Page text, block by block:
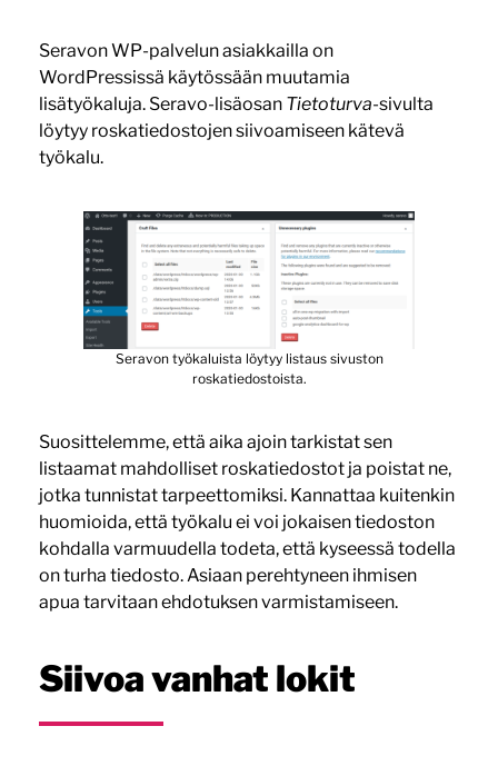
Seravon WP-palvelun asiakkailla on
WordPressissä käytössään muutamia
lisätyökaluja. Seravo-lisäosan Tietoturva-sivulta
löytyy roskatiedostojen siivoamiseen kätevä
työkalu.
Seravon työkaluista löytyy listaus sivuston
roskatiedostoista.
Suosittelemme, että aika ajoin tarkistat sen
listaamat mahdolliset roskatiedostot ja poistat ne,
jotka tunnistat tarpeettomiksi. Kannattaa kuitenkin
huomioida, että työkalu ei voi jokaisen tiedoston
kohdalla varmuudella todeta, että kyseessä todella
on turha tiedosto. Asiaan perehtyneen ihmisen
apua tarvitaan ehdotuksen varmistamiseen.
Siivoa vanhat lokit